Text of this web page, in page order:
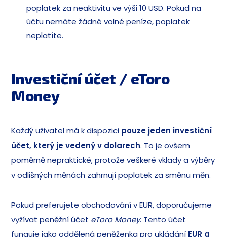
poplatek za neaktivitu ve výši 10 USD. Pokud na
účtu nemáte žádné volné peníze, poplatek
neplatíte.
Investiční účet / eToro
Money
Každý uživatel má k dispozici pouze jeden investiční
účet, který je vedený v dolarech. To je ovšem
poměrně nepraktické, protože veškeré vklady a výběry
v odlišných měnách zahrnují poplatek za směnu měn.
Pokud preferujete obchodování v EUR, doporučujeme
vyžívat peněžní účet eToro Money. Tento účet
funguje jako oddělená peněženka pro ukládání EUR a